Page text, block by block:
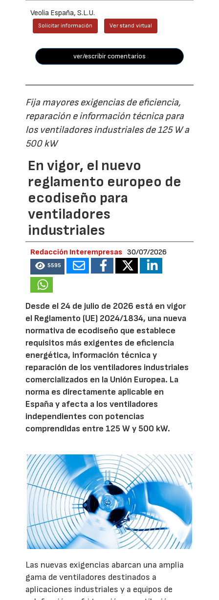
Veolia España, S.L.U.
Solicitar información Ver stand virtual
ver/escribir comentarios
Fija mayores exigencias de eficiencia,
reparación e información técnica para
los ventiladores industriales de 125 W a
500 kW
En vigor, el nuevo
reglamento europeo de
ecodiseño para
ventiladores
industriales
Redacción Interempresas 30/07/2026
5595
Desde el 24 de julio de 2026 está en vigor
el Reglamento (UE) 2024/1834, una nueva
normativa de ecodiseño que establece
requisitos más exigentes de eficiencia
energética, información técnica y
reparación de los ventiladores industriales
comercializados en la Unión Europea. La
norma es directamente aplicable en
España y afecta a los ventiladores
independientes con potencias
comprendidas entre 125 W y 500 kW.
Las nuevas exigencias abarcan una amplia
gama de ventiladores destinados a
aplicaciones industriales y a equipos de